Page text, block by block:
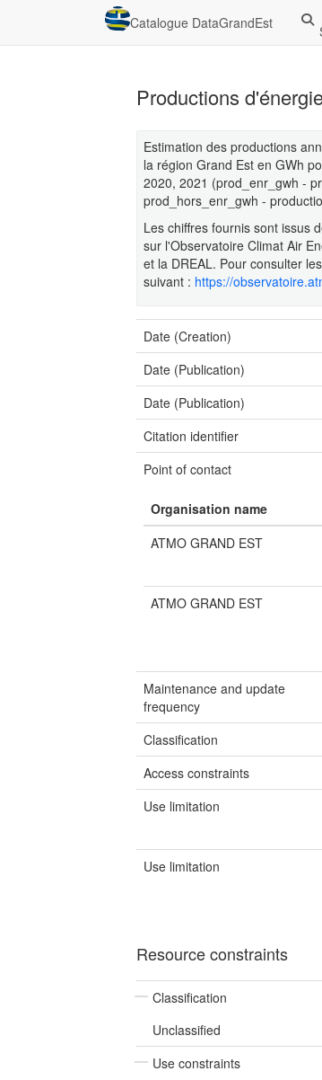
Catalogue DataGrandEst
Productions
Estimation des productions
la région Grand Est en GWh
2020, 2021 (prod_enr_gwh -
prod_hors_enr_gwh -
Les chiffres fournis sont issus
sur l'Observatoire Climat Air
et la DREAL. Pour consulter
suivant : https://
Date (Creation)
Date (Publication)
Date (Publication)
Citation identifier
Point of contact
Organisation name
ATMO GRAND EST
ATMO GRAND EST
Maintenance and update
frequency
Classification
Access constraints
Use limitation
Use limitation
Resource constraints
Classification
Unclassified
Use constraints